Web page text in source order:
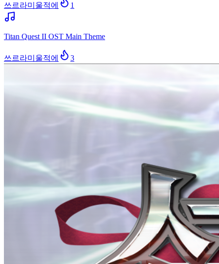
쓰르라미울적에 1
Titan Quest II OST Main Theme
쓰르라미울적에 3